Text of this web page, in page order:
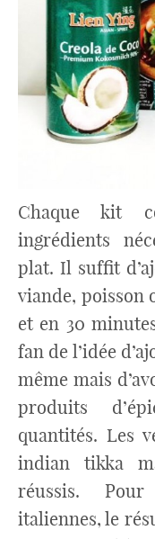
Chaque kit
ingrédients
plat. Il suffit
viande, poisson
et en 30
fan de l’idée
même mais
produits
quantités. Les
indian tikka
réussis.
italiennes, le